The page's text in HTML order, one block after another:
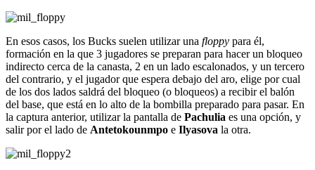
En esos casos, los Bucks suelen utilizar una floppy para él,
formación en la que 3 jugadores se preparan para hacer un bloqueo
indirecto cerca de la canasta, 2 en un lado escalonados, y un tercero
del contrario, y el jugador que espera debajo del aro, elige por cual
de los dos lados saldrá del bloqueo (o bloqueos) a recibir el balón
del base, que está en lo alto de la bombilla preparado para pasar. En
la captura anterior, utilizar la pantalla de Pachulia es una opción, y
salir por el lado de Antetokounmpo e Ilyasova la otra.